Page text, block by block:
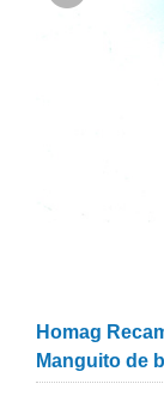
Homag
Manguito de